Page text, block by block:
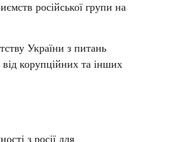
російської групи на
України з питань
корупційних та інших
з росії для